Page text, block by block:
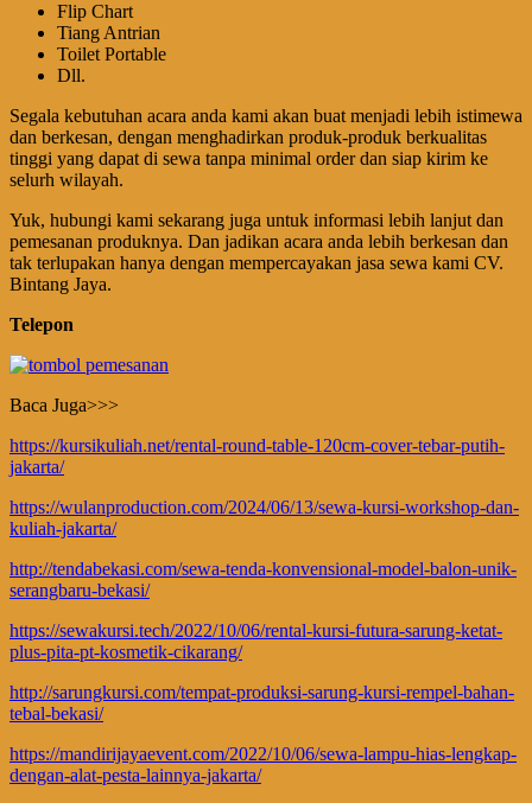
Flip Chart
Tiang Antrian
Toilet Portable
Dll.
Segala kebutuhan acara anda kami akan buat menjadi lebih istimewa
dan berkesan, dengan menghadirkan produk-produk berkualitas
tinggi yang dapat di sewa tanpa minimal order dan siap kirim ke
selurh wilayah.
Yuk, hubungi kami sekarang juga untuk informasi lebih lanjut dan
pemesanan produknya. Dan jadikan acara anda lebih berkesan dan
tak terlupakan hanya dengan mempercayakan jasa sewa kami CV.
Bintang Jaya.
Telepon
Baca Juga>>>
https://kursikuliah.net/rental-round-table-120cm-cover-tebar-putih-
jakarta/
https://wulanproduction.com/2024/06/13/sewa-kursi-workshop-dan-
kuliah-jakarta/
http://tendabekasi.com/sewa-tenda-konvensional-model-balon-unik-
serangbaru-bekasi/
https://sewakursi.tech/2022/10/06/rental-kursi-futura-sarung-ketat-
plus-pita-pt-kosmetik-cikarang/
http://sarungkursi.com/tempat-produksi-sarung-kursi-rempel-bahan-
tebal-bekasi/
https://mandirijayaevent.com/2022/10/06/sewa-lampu-hias-lengkap-
dengan-alat-pesta-lainnya-jakarta/